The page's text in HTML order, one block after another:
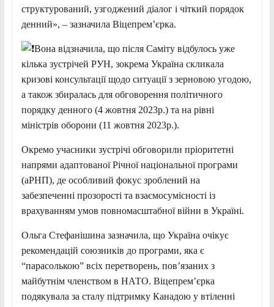
структурований, узгоджений діалог і чіткий порядок
денний», – зазначила Віцепрем’єрка.
Вона відзначила, що після Саміту відбулось уже
кілька зустрічей РУН, зокрема Україна скликала
кризові консультації щодо ситуації з зерновою угодою,
а також збиралась для обговорення політичного
порядку денного (4 жовтня 2023р.) та на рівні
міністрів оборони (11 жовтня 2023р.).
Окремо учасники зустрічі обговорили пріоритетні
напрями адаптованої Річної національної програми
(аРНП), де особливий фокус зроблений на
забезпеченні прозорості та взаємосумісності із
врахуванням умов повномасштабної війни в Україні.
Ольга Стефанішина зазначила, що Україна очікує
рекомендацій союзників до програми, яка є
“парасолькою” всіх перетворень, пов’язаних з
майбутнім членством в НАТО. Віцепрем’єрка
подякувала за сталу підтримку Канадою у втіленні